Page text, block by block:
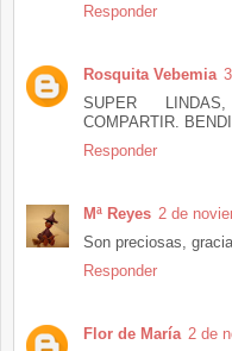
Responder
Rosquita Vebemia
SUPER
COMPARTIR.
Responder
Mª Reyes 2 de
Son preciosas,
Responder
Flor de María 2 de